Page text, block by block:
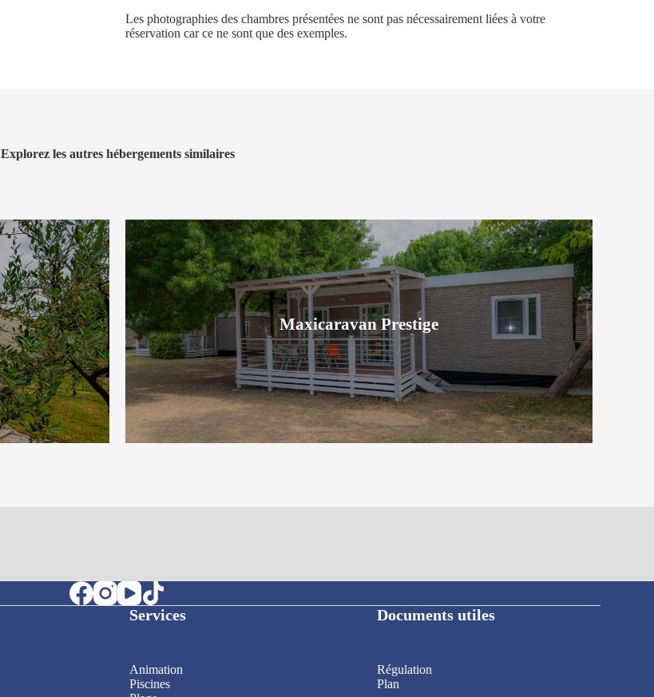
Les photographies des chambres présentées ne sont pas nécessairement liées à votre
réservation car ce ne sont que des exemples.
Explorez les autres hébergements similaires
Maxicaravan Prestige
Maxicaravan Prestige
Découvrez le logement
Services
Animation
Piscines
Documents utiles
Régulation
Plan